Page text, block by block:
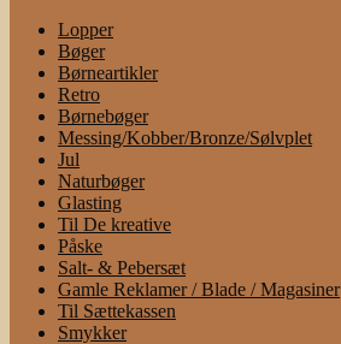
Lopper
Bøger
Børneartikler
Retro
Børnebøger
Messing/Kobber/Bronze/Sølvplet
Jul
Naturbøger
Glasting
Til De kreative
Påske
Salt- & Pebersæt
Gamle Reklamer / Blade / Magasiner
Til Sættekassen
Smykker